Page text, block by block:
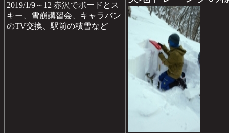
2019/1/9～12 赤沢でボードとス
キー、雪崩講習会、キャラバン
のTV交換、駅前の積雪など